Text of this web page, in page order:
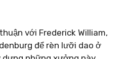
với Frederick William,
để rèn lưỡi dao ở